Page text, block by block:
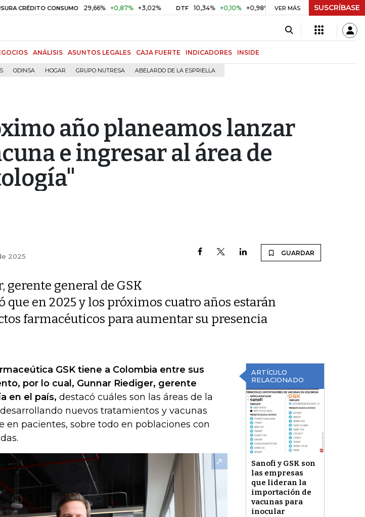
CONSUMO 29,66% +0,87% +3,02% DTF 10,34% +0,10% +0,98% UVR $ 417,01 +$ 0,05 +0,01%
VER MÁS SUSCRÍBASE
ANÁLISIS ASUNTOS LEGALES CAJA FUERTE INDICADORES INSIDE
ODINSA HOGAR GRUPO NUTRESA ABELARDO DE LA ESPRIELLA
año planeamos lanzar
e ingresar al área de
2025 GUARDAR
gerente general de GSK
que en 2025 y los próximos cuatro años estarán
farmacéuticos para aumentar su presencia
ARTÍCULO
RELACIONADO
Sanofi y GSK son
las empresas
que lideran la
importación de
vacunas para
inocular
GSK tiene a Colombia entre sus
por lo cual, Gunnar Riediger, gerente
en el país, destacó cuáles son las áreas de la
nuevos tratamientos y vacunas
en pacientes, sobre todo en poblaciones con